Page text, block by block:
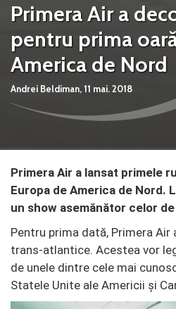
Primera Air a
pentru prima
America de Nord
Andrei Beldiman,11 mai. 2018
Primera Air a lansat primele
Europa de America de Nord.
un show asemănător celor
Pentru prima dată, Primera
trans-atlantice. Acestea vor
de unele dintre cele mai
Statele Unite ale Americii și